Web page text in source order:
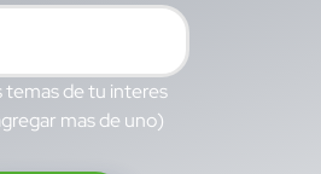
temas de tu interes
mas de uno)